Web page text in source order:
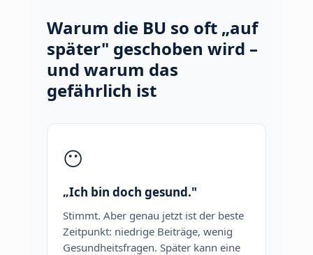
Warum die BU so oft „auf
später" geschoben wird –
und warum das
gefährlich ist
😶
„Ich bin doch gesund."
Stimmt. Aber genau jetzt ist der beste
Zeitpunkt: niedrige Beiträge, wenig
Gesundheitsfragen. Später kann eine